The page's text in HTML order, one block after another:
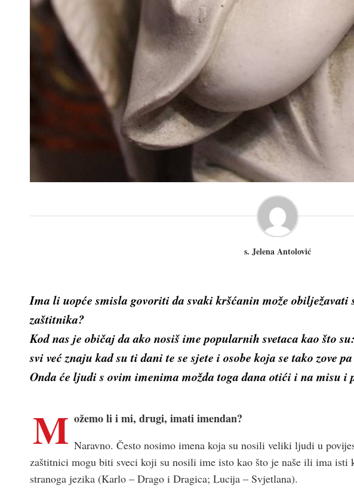
s. Jelena Antolović
Ima li uopće smisla govoriti da svaki kršćanin može obilježavati
zaštitnika?
Kod nas je običaj da ako nosiš ime popularnihsvetaca kao što
svi već znaju kad su ti dani te se sjete i osobe koja se tako zove
Onda će ljudi s ovim imenima možda toga dana otići i na misu i
M ožemo li i mi, drugi, imati imendan?
Naravno. Često nosimo imena koja su nosili veliki ljudi u
zaštitnici mogu biti sveci koji su nosili ime isto kao što je naše ili ima isti
stranoga jezika (Karlo – Drago i Dragica; Lucija – Svjetlana).